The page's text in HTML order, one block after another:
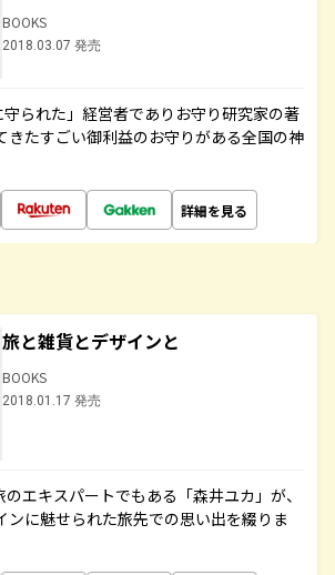
BOOKS
2018.03.07 発売
守られた」経営者でありお守り研究家の著
きたすごい御利益のお守りがある全国の神
詳細を見る
旅と雑貨とデザインと
BOOKS
2018.01.17 発売
エキスパートでもある「森井ユカ」が、
ンに魅せられた旅先での思い出を綴りま